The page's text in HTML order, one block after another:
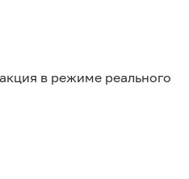
в режиме реального